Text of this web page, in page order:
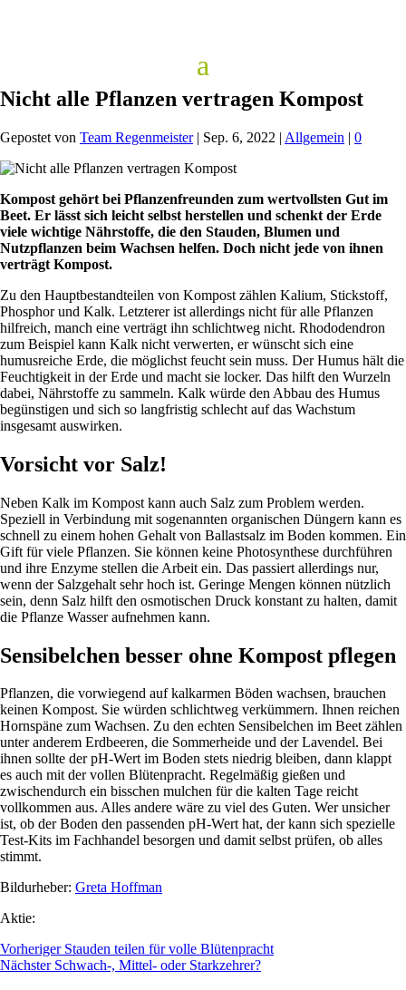
Nicht alle Pflanzen vertragen Kompost
Gepostet von Team Regenmeister| Sep. 6, 2022 | Allgemein | 0
Kompost gehört bei Pflanzenfreunden zum wertvollsten Gut im
Beet. Er lässt sich leicht selbst herstellen und schenkt der Erde
viele wichtige Nährstoffe, die den Stauden, Blumen und
Nutzpflanzen beim Wachsen helfen. Doch nicht jede von ihnen
verträgt Kompost.
Zu den Hauptbestandteilen von Kompost zählen Kalium, Stickstoff,
Phosphor und Kalk. Letzterer ist allerdings nicht für alle Pflanzen
hilfreich, manch eine verträgt ihn schlichtweg nicht. Rhododendron
zum Beispiel kann Kalk nicht verwerten, er wünscht sich eine
humusreiche Erde, die möglichst feucht sein muss. Der Humus hält die
Feuchtigkeit in der Erde und macht sie locker. Das hilft den Wurzeln
dabei, Nährstoffe zu sammeln. Kalk würde den Abbau des Humus
begünstigen und sich so langfristig schlecht auf das Wachstum
insgesamt auswirken.
Vorsicht vor Salz!
Neben Kalk im Kompost kann auch Salz zum Problem werden.
Speziell in Verbindung mit sogenannten organischen Düngern kann es
schnell zu einem hohen Gehalt von Ballastsalz im Boden kommen. Ein
Gift für viele Pflanzen. Sie können keine Photosynthese durchführen
und ihre Enzyme stellen die Arbeit ein. Das passiert allerdings nur,
wenn der Salzgehalt sehr hoch ist. Geringe Mengen können nützlich
sein, denn Salz hilft den osmotischen Druck konstant zu halten, damit
die Pflanze Wasser aufnehmen kann.
Sensibelchen besser ohne Kompost pflegen
Pflanzen, die vorwiegend auf kalkarmen Böden wachsen, brauchen
keinen Kompost. Sie würden schlichtweg verkümmern. Ihnen reichen
Hornspäne zum Wachsen. Zu den echten Sensibelchen im Beet zählen
unter anderem Erdbeeren, die Sommerheide und der Lavendel. Bei
ihnen sollte der pH-Wert im Boden stets niedrig bleiben, dann klappt
es auch mit der vollen Blütenpracht. Regelmäßig gießen und
zwischendurch ein bisschen mulchen für die kalten Tage reicht
vollkommen aus. Alles andere wäre zu viel des Guten. Wer unsicher
ist, ob der Boden den passenden pH-Wert hat, der kann sich spezielle
Test-Kits im Fachhandel besorgen und damit selbst prüfen, ob alles
stimmt.
Bildurheber: Greta Hoffman
Aktie:
Vorheriger Stauden teilen für volle Blütenpracht
Nächster Schwach-, Mittel- oder Starkzehrer?